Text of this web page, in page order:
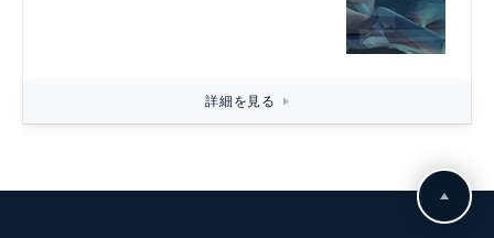
詳細を見る